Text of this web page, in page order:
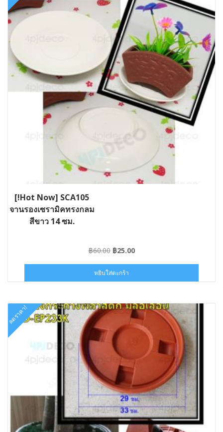
[!Hot Now] SCA105
จานรองเซรามิคทรงกลม
สีขาว 14 ซม.
฿60.00 Original
was:
฿60.00.
฿25.00Current
฿25.00.
หยิบใส่ตะกร้า
ลดราคา!